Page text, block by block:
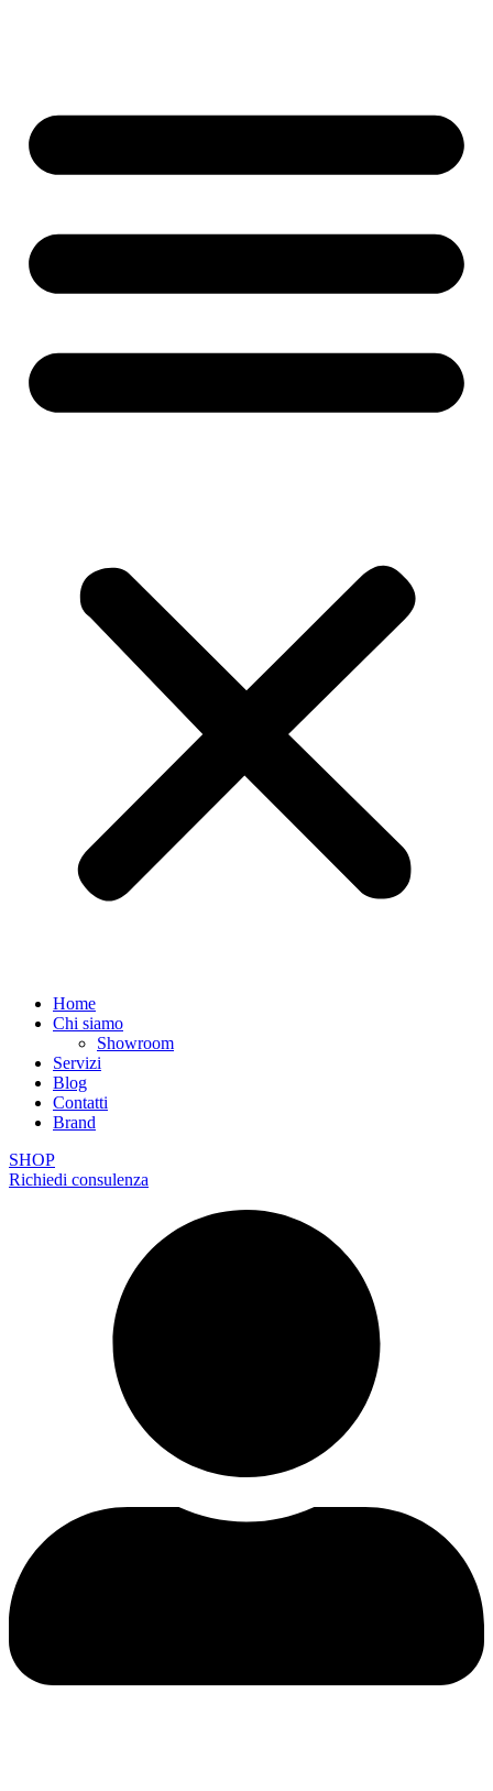
Home
Chi siamo
Showroom
Servizi
Blog
Contatti
Brand
SHOP
Richiedi consulenza